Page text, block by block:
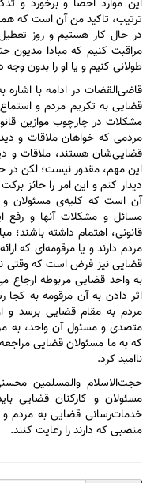
این موارد احصا و برخورد و
ترتیب، تاکید من آن است که
در حال کار هستیم و روز
مراقبت کنیم که مبادا مدیون
طولانی کنیم و یا او را بدون وجه
قاضی‌القضات در ادامه با
قضایی به تکریم مردم و
مشکلات در چارچوب موازین
مردمی که خواهان ملاقات و
قضایی‌شان هستند، ملاقات و
این مهم، مقدور نیست؛ لکن در
دیدار کنم و این امر را حائز
آن است که کلیه‌ی مسئولان و
مسائل و مشکلات آنها و رفع
قانونی، اهتمام داشته
مردم دارند و یا مرقومه‌ای که
قضایی نیز فرض است که وقتی
به واحد قضایی مربوطه ارجاع
اثر دادن به آن مرقومه به کجا
مردم به مقام قضایی برسد و
متصدی و مسئول آن واحد، به
که به ما مسئولان قضایی مراجعه
ناامید کرد.
حجت‌الاسلام والمسلمین
مسئولان و کارکنان قضایی
خدمات‌رسانی قضایی به مردم
منصبی که دارند را رعایت کنند.